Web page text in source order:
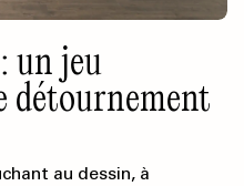
un jeu
détournement
au dessin, à